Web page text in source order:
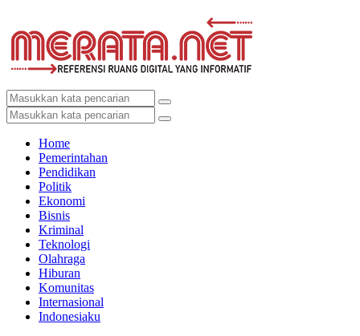
Home
Pemerintahan
Pendidikan
Politik
Ekonomi
Bisnis
Kriminal
Teknologi
Olahraga
Hiburan
Komunitas
Internasional
Indonesiaku